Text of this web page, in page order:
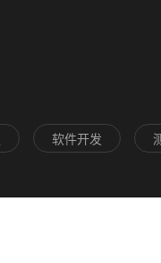
软件开发